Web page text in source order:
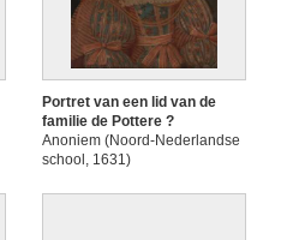
Portret van een lid van de
familie de Pottere ?
Anoniem (Noord-Nederlandse
school, 1631)